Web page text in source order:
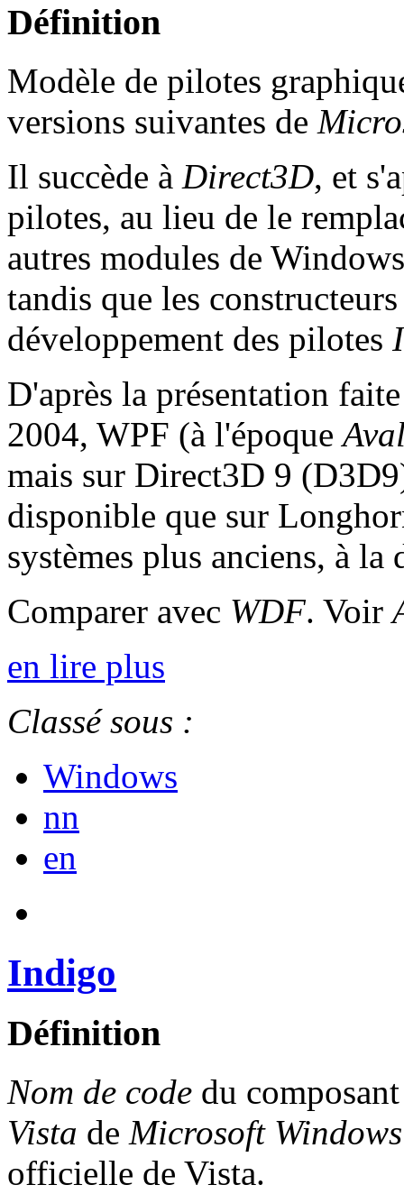
Définition
Modèle de pilotes
versions suivantes de
Il succède à Direct3D, et
pilotes, au lieu de le
autres modules de
tandis que les
développement des pilotes
D'après la présentation
2004, WPF (à l'époque
mais sur Direct3D 9
disponible que sur
systèmes plus anciens, à la
Comparer avec WDF. Voir
en lire plus
Classé sous :
Windows
nn
en
Indigo
Définition
Nom de code du
Vista de Microsoft Windows
officielle de Vista.